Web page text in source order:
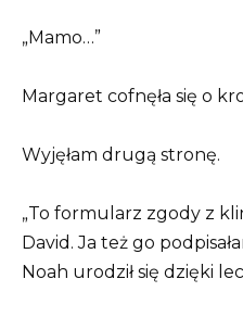
„Mamo…”
Margaret cofnęła się o
Wyjęłam drugą stronę.
„To formularz zgody z
David. Ja też go
Noah urodził się dzięki